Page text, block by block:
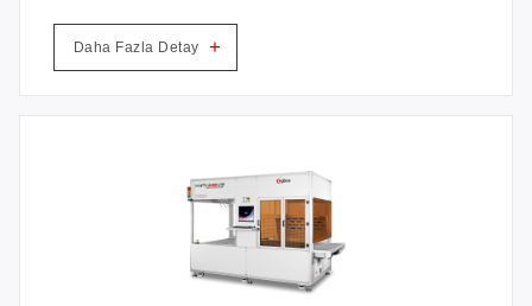
Daha Fazla Detay +